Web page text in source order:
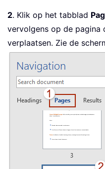
2. Klik op het tabblad
vervolgens op de pagina
verplaatsen. Zie de